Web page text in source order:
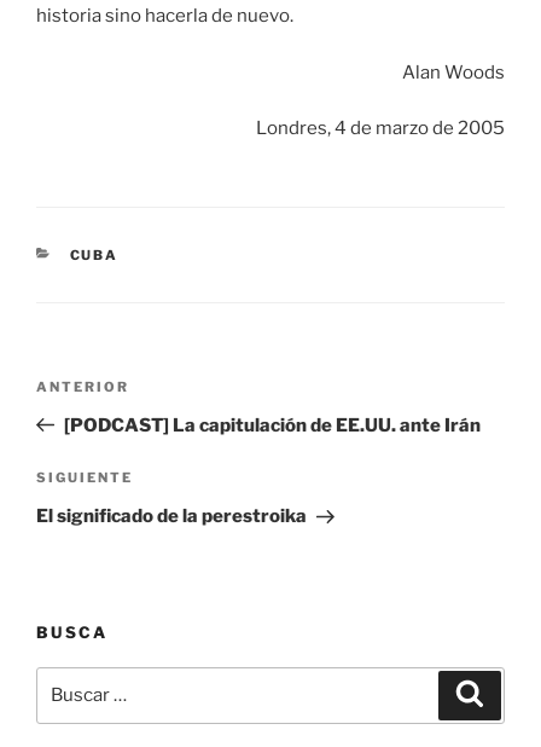
historia sino hacerla de nuevo.
Alan Woods
Londres, 4 de marzo de 2005
CATEGORÍAS
CUBA
entradas
Entrada
anterior:
ANTERIOR
[PODCAST] La capitulación de EE.UU. ante Irán
Siguiente
entrada
SIGUIENTE
El significado de la perestroika
BUSCA
por: